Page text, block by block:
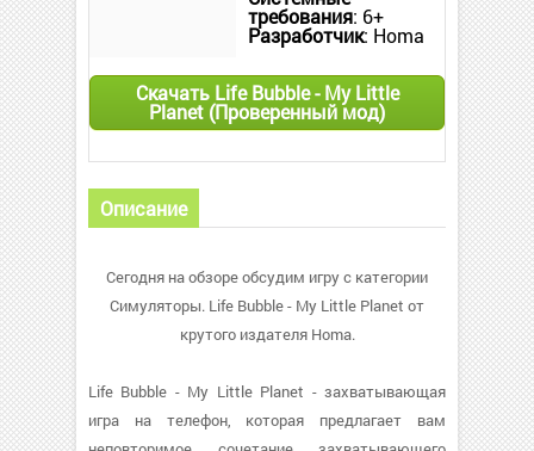
требования: 6+
Разработчик: Homa
Скачать Life Bubble - My Little
Planet (Проверенный мод)
Описание
Сегодня на обзоре обсудим игру с категории
Симуляторы. Life Bubble - My Little Planet от
крутого издателя Homa.
Life Bubble - My Little Planet - захватывающая
игра на телефон, которая предлагает вам